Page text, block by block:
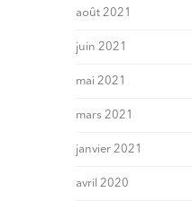
août 2021
juin 2021
mai 2021
mars 2021
janvier 2021
avril 2020